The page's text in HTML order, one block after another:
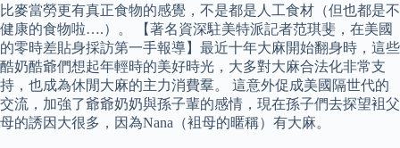
比麥當勞更有真正食物的感覺，不是都是人工食材（但也都是不
健康的食物啦….）。 【著名資深駐美特派記者范琪斐，在美國
的零時差貼身採訪第一手報導】最近十年大麻開始翻身時，這些
酷奶酷爺們想起年輕時的美好時光，大多對大麻合法化非常支
持，也成為休閒大麻的主力消費羣。 這意外促成美國隔世代的
交流，加強了爺爺奶奶與孫子輩的感情，現在孫子們去探望袓父
母的誘因大很多，因為Nana（袓母的暱稱）有大麻。